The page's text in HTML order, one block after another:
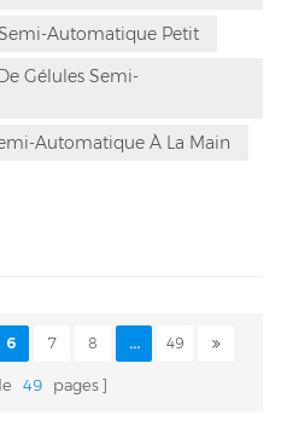
Automatique Petit
Gélules Semi-
Automatique À La Main
6 7 8 ... 49
49 pages